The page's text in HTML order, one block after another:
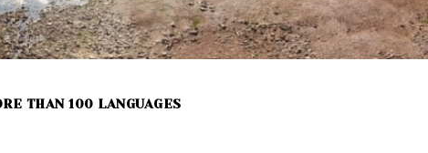
THAN 100 LANGUAGES